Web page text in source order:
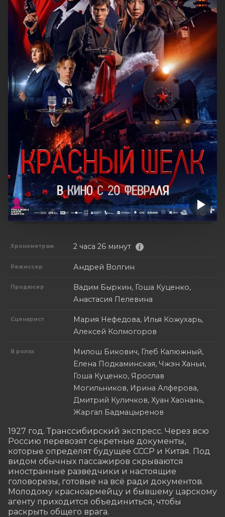
Хронометраж 2 часа 26 минут
Режиссер Андрей Волгин
Продюсер
Вадим Быркин, Гоша Куценко,
Анастасия Пелевина
Сценарист
Мария Нефедова, Илья Кожухарь,
Алексей Колмогоров
В ролях
Милош Бикович, Глеб Калюжный,
Елена Подкаминская, Чжэн Ханьи,
Гоша Куценко, Ярослав
Могильников, Ирина Алферова,
Дмитрий Куличков, Хуан Хаонань,
Жаргал Бадмацыренов
1927 год. Транссибирский экспресс. Через всю
Россию перевозят секретные документы,
которые определят будущее СССР и Китая. Под
видом обычных пассажиров скрываются
иностранные разведчики и настоящие
головорезы, готовые на всё ради документов.
Молодому красноармейцу и бывшему царскому
агенту приходится объединиться, чтобы
раскрыть общего врага.